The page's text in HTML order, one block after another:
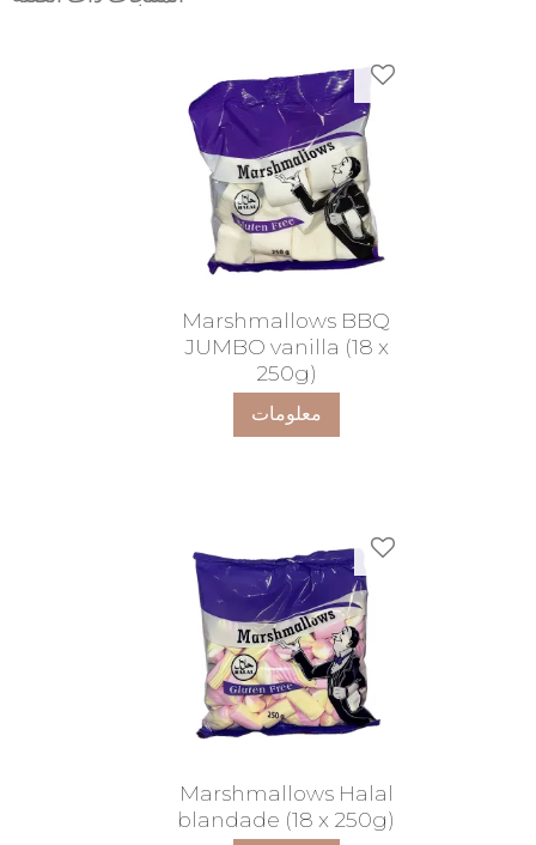
Marshmallows BBQ
JUMBO vanilla (18 x
250g)
إلى المفضلات
معلومات
Marshmallows Halal
blandade (18 x 250g)
إلى المفضلات